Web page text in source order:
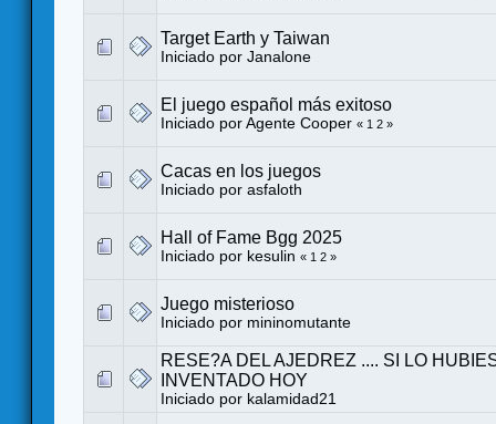
Target Earth y Taiwan
Iniciado por Janalone
El juego español más exitoso
Iniciado por Agente Cooper « 1 2 »
Cacas en los juegos
Iniciado por asfaloth
Hall of Fame Bgg 2025
Iniciado por kesulin « 1 2 »
Juego misterioso
Iniciado por mininomutante
RESE?A DEL AJEDREZ .... SI LO
INVENTADO HOY
Iniciado por kalamidad21